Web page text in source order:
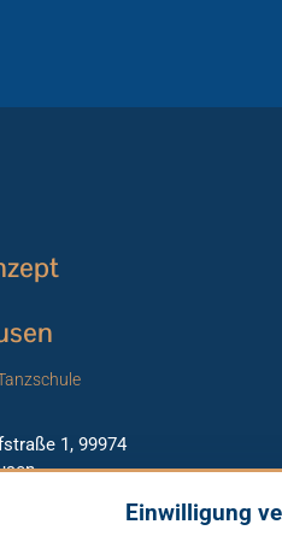
Einwilligung
1, 99974